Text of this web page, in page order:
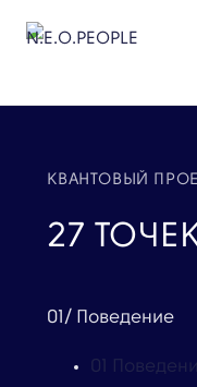
КВАНТОВЫЙ
27
01/ Поведение
01